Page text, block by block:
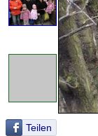
Teilen